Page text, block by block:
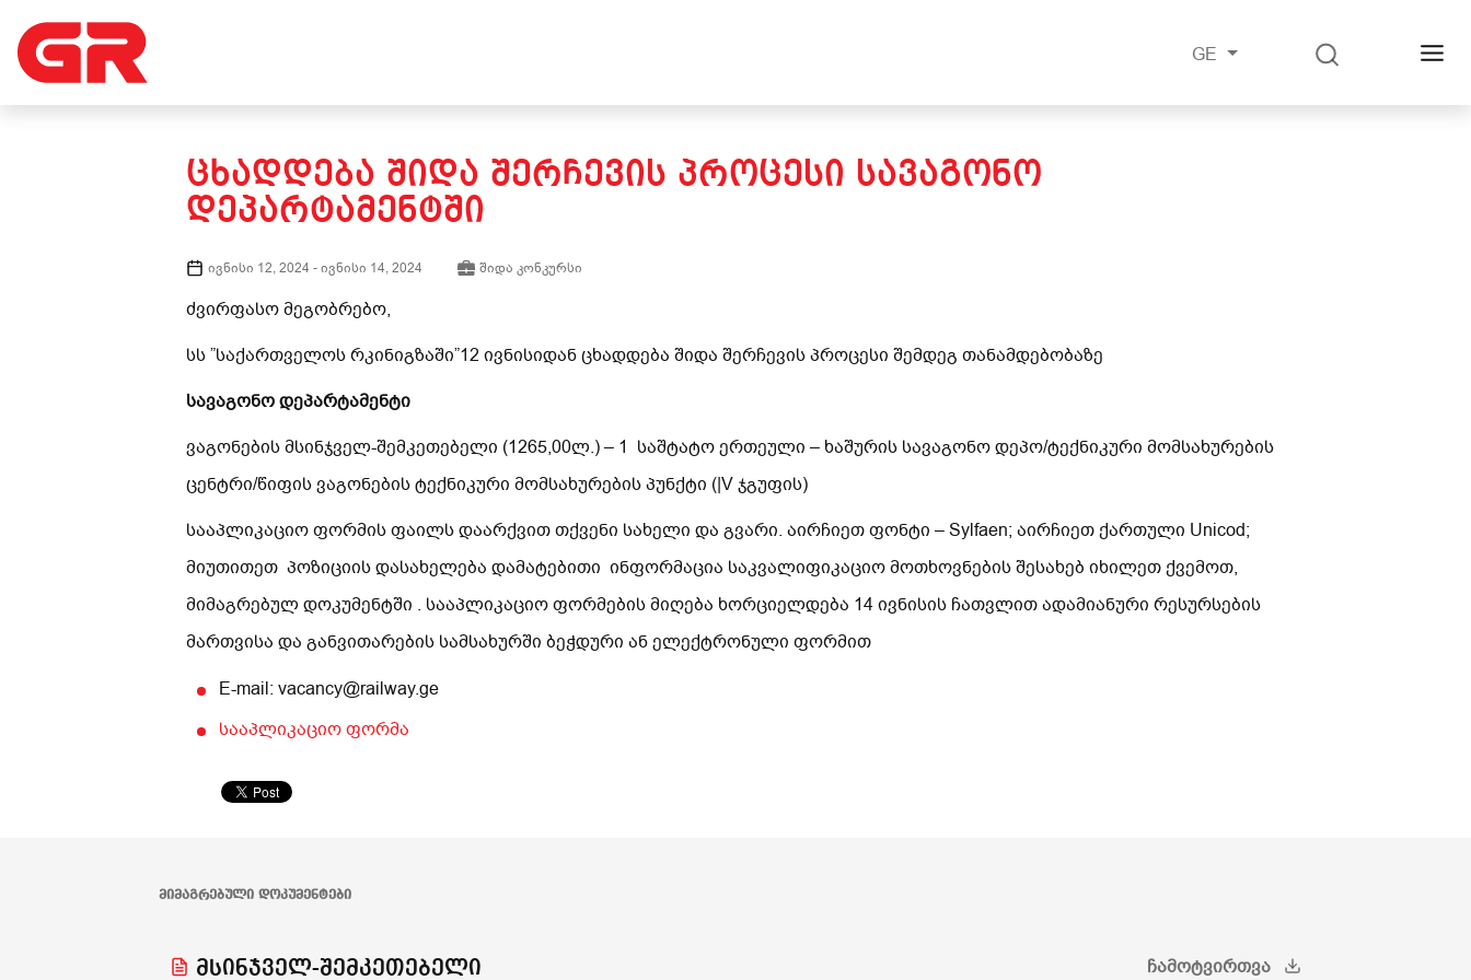
GE
ᲪᲮᲐᲓᲓᲔᲑᲐ ᲨᲘᲓᲐ ᲨᲔᲠᲩᲔᲕᲘᲡ ᲞᲠᲝᲪᲔᲡᲘ ᲡᲐᲕᲐᲒᲝᲜᲝ
ᲓᲔᲞᲐᲠᲢᲐᲛᲔᲜᲢᲨᲘ
ივნისი 12, 2024 -ივნისი 14, 2024 შიდა კონკურსი
ძვირფასო მეგობრებო,
სს ”საქართველოს რკინიგზაში”12 ივნისიდან ცხადდება შიდა შერჩევის პროცესი შემდეგ თანამდებობაზე
სავაგონო დეპარტამენტი
ვაგონების მსინჯველ-შემკეთებელი (1265,00ლ.) – 1 საშტატო ერთეული – ხაშურის სავაგონო დეპო/ტექნიკური მომსახურების
ცენტრი/წიფის ვაგონების ტექნიკური მომსახურების პუნქტი (|V ჯგუფის)
სააპლიკაციო ფორმის ფაილს დაარქვით თქვენი სახელი და გვარი. აირჩიეთ ფონტი – Sylfaen; აირჩიეთ ქართული Unicod;
მიუთითეთ პოზიციის დასახელება დამატებითი ინფორმაცია საკვალიფიკაციო მოთხოვნების შესახებ იხილეთ ქვემოთ,
მიმაგრებულ დოკუმენტში . სააპლიკაციო ფორმების მიღება ხორციელდება 14 ივნისის ჩათვლით ადამიანური რესურსების
მართვისა და განვითარების სამსახურში ბეჭდური ან ელექტრონული ფორმით
E-mail: vacancy@railway.ge
სააპლიკაციო ფორმა
ᲛᲘᲛᲐᲒᲠᲔᲑᲣᲚᲘ ᲓᲝᲙᲣᲛᲔᲜᲢᲔᲑᲘ
მსინჯველ-შემკეთებელი ᲩᲐᲛᲝᲢᲕᲘᲠᲗᲕᲐ